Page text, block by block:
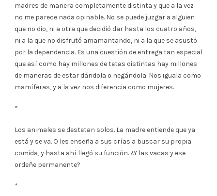
madres de manera completamente distinta y que a la vez
no me parece nada opinable. No se puede juzgar a alguien
que no dio, ni a otra que decidió dar hasta los cuatro años,
ni a la que no disfrutó amamantando, ni a la que se asustó
por la dependencia. Es una cuestión de entrega tan especial
que así como hay millones de tetas distintas hay millones
de maneras de estar dándola o negándola. Nos iguala como
mamíferas, y a la vez nos diferencia como mujeres.
*
Los animales se destetan solos. La madre entiende que ya
está y se va. O les enseña a sus crías a buscar su propia
comida, y hasta ahí llegó su función. ¿Y las vacas y ese
ordeñe permanente?
*